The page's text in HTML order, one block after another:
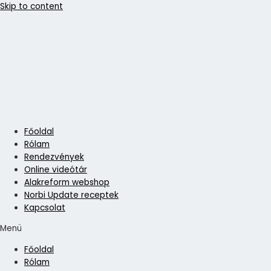
Skip to content
Főoldal
Rólam
Rendezvények
Online videótár
Alakreform webshop
Norbi Update receptek
Kapcsolat
Menü
Főoldal
Rólam